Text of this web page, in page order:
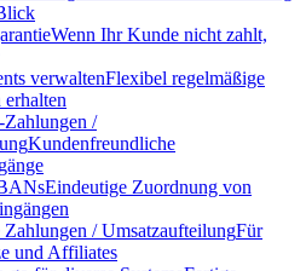
Wenn Ihr Kunde nicht zahlt,
verwaltenFlexibel regelmäßige
erhalten
/
Kundenfreundliche
Eindeutige Zuordnung von
Zahlungen / UmsatzaufteilungFür
und Affiliates